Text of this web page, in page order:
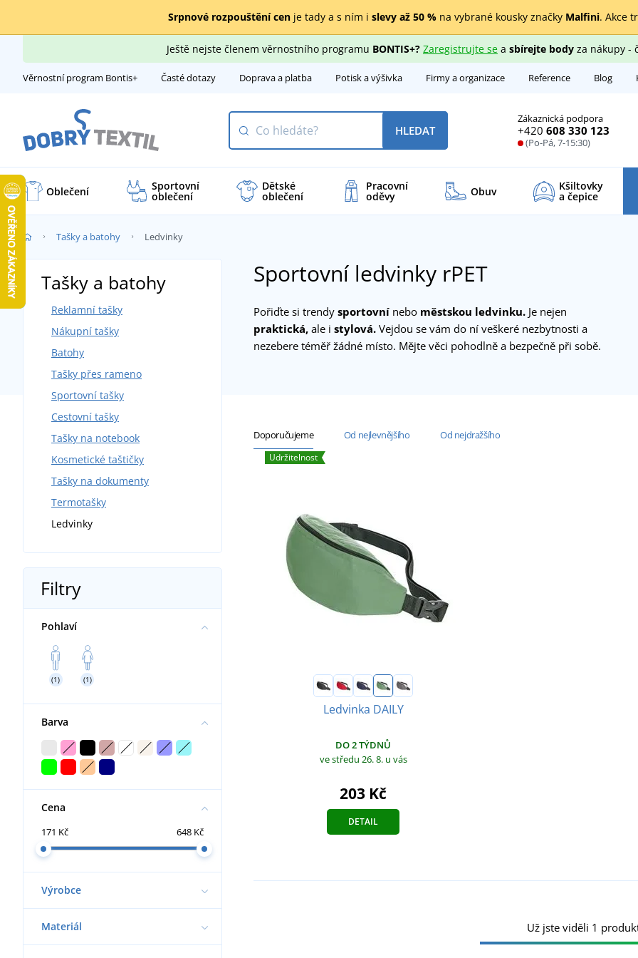
Srpnové rozpouštění cenje tady a s ním i slevy až 50 %na vybrané kousky značky Malfini. Akce
Ještě nejste členem věrnostního programu BONTIS+? Zaregistrujte sea sbírejte bodyza nákupy -
Věrnostní program Bontis+ Časté dotazy Doprava a platba Potisk a výšivka Firmy a organizace Reference Blog
Zákaznická podpora
+420 608 330 123
(Po-Pá, 7-15:30)
HLEDAT
Oblečení Sportovní
oblečení
Dětské
oblečení
Pracovní
oděvy Obuv Kšiltovky
a čepice
Tašky a batohy Ledvinky
Sportovní ledvinky rPET
Pořiďte si trendy sportovní nebo městskou ledvinku. Je nejen
praktická, ale i stylová. Vejdou se vám do ní veškeré nezbytnosti a
nezebere téměř žádné místo. Mějte věci pohodlně a bezpečně při sobě.
Tašky a batohy
Reklamní tašky
Nákupní tašky
Batohy
Tašky přes rameno
Sportovní tašky
Cestovní tašky
Tašky na notebook
Kosmetické taštičky
Tašky na dokumenty
Termotašky
Ledvinky
Filtry
Pohlaví
(1) (1)
Barva
Cena
171 Kč 648 Kč
Výrobce
Materiál
Doporučujeme Od nejlevnějšího Od nejdražšího
Udržitelnost
Ledvinka DAILY
DO 2 TÝDNŮ
ve středu 26. 8. u vás
203 Kč
DETAIL
Už jste viděli 1